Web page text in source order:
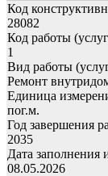
Код
28082
Код работы
1
Вид работы
Ремонт
Единица
пог.м.
Год завершения
2035
Дата заполнения
08.05.2026